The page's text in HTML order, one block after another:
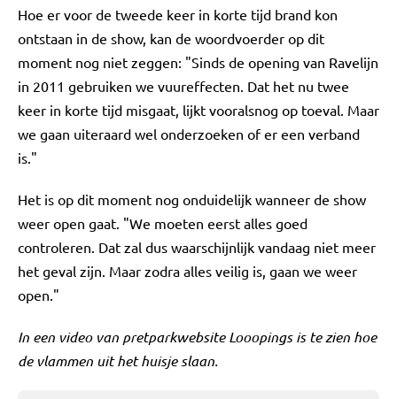
Hoe er voor de tweede keer in korte tijd brand kon
ontstaan in de show, kan de woordvoerder op dit
moment nog niet zeggen: "Sinds de opening van Ravelijn
in 2011 gebruiken we vuureffecten. Dat het nu twee
keer in korte tijd misgaat, lijkt vooralsnog op toeval. Maar
we gaan uiteraard wel onderzoeken of er een verband
is."
Het is op dit moment nog onduidelijk wanneer de show
weer open gaat. "We moeten eerst alles goed
controleren. Dat zal dus waarschijnlijk vandaag niet meer
het geval zijn. Maar zodra alles veilig is, gaan we weer
open."
In een video van pretparkwebsite Looopings is te zien hoe
de vlammen uit het huisje slaan.